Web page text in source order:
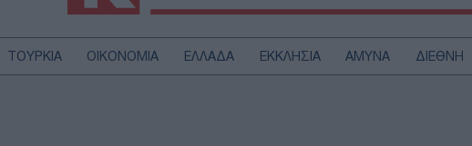
ΤΟΥΡΚΙΑ ΟΙΚΟΝΟΜΙΑ ΕΛΛΑΔΑ ΕΚΚΛΗΣΙΑ ΑΜΥΝΑ ΔΙΕΘΝΗ